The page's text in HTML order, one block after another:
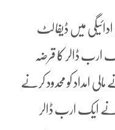
میں ڈیفالٹ
ڈالر کا قرضہ
امداد کو محدود کرنے
نے ایک ارب ڈالر